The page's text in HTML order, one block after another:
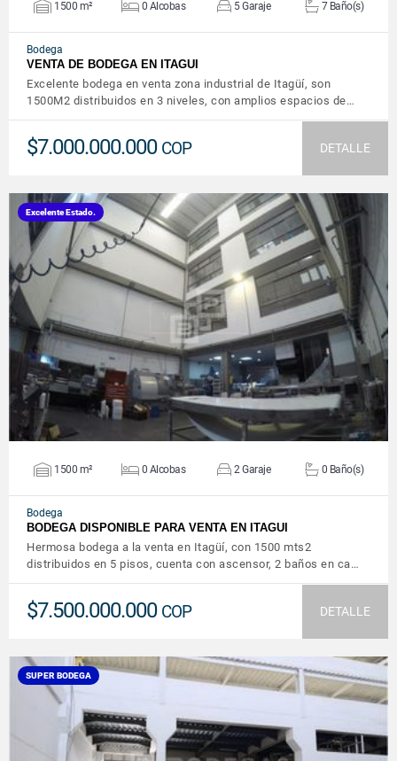
1500 m² 0 Alcobas 5 Garaje 7 Baño(s)
Bodega
VENTA DE BODEGA EN ITAGUI
Excelente bodega en venta zona industrial de Itagüí, son
1500M2 distribuidos en 3 niveles, con amplios espacios de…
$7.000.000.000 COP DETALLE
Excelente Estado.
VER DETALLES
1500 m² 0 Alcobas 2 Garaje 0 Baño(s)
Bodega
BODEGA DISPONIBLE PARA VENTA EN ITAGUI
Hermosa bodega a la venta en Itagüí, con 1500 mts2
distribuidos en 5 pisos, cuenta con ascensor, 2 baños en ca…
$7.500.000.000 COP DETALLE
SUPER BODEGA